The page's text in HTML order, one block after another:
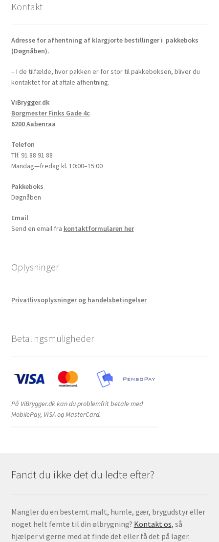
Kontakt
Adresse for afhentning af klargjorte bestillinger i pakkeboks
(Døgnåben).
– I de tilfælde, hvor pakken er for stor til pakkeboksen, bliver du
kontaktet for at aftale afhentning.
ViBrygger.dk
Borgmester Finks Gade 4c
6200 Aabenraa
Telefon
Tlf. 91 88 91 88
Mandag—fredag kl. 10:00–15:00
Pakkeboks
Døgnåben
Email
Send en email fra kontaktformularen her
Oplysninger
Privatlivsoplysninger og handelsbetingelser
Betalingsmuligheder
På ViBrygger.dk kan du problemfrit betale med
MobilePay, VISA og MasterCard.
Fandt du ikke det du ledte efter?
Mangler du en bestemt malt, humle, gær, brygudstyr eller
noget helt femte til din ølbrygning? Kontakt os, så
hjælper vi gerne med at finde det eller få det på lager.